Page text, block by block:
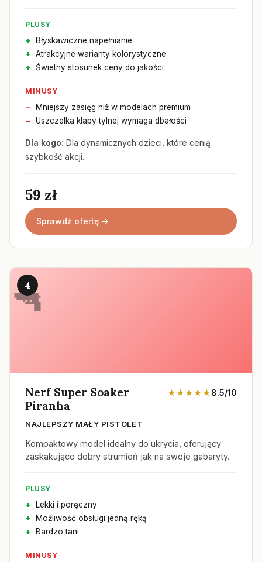
PLUSY
Błyskawiczne napełnianie
Atrakcyjne warianty kolorystyczne
Świetny stosunek ceny do jakości
MINUSY
Mniejszy zasięg niż w modelach premium
Uszczelka klapy tylnej wymaga dbałości
Dla kogo: Dla dynamicznych dzieci, które cenią
szybkość akcji.
59 zł
Sprawdź ofertę →
4
Nerf Super Soaker
Piranha
★★★★★8.5/10
NAJLEPSZY MAŁY PISTOLET
Kompaktowy model idealny do ukrycia, oferujący
zaskakująco dobry strumień jak na swoje gabaryty.
PLUSY
Lekki i poręczny
Możliwość obsługi jedną ręką
Bardzo tani
MINUSY